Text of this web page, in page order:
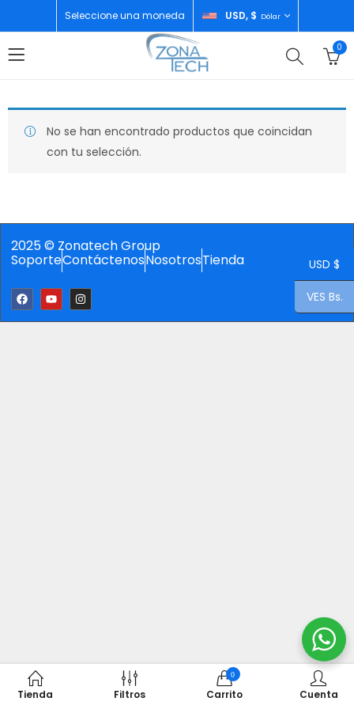
Seleccione una moneda USD, $ Dólar
0
No se han encontrado productos que coincidan
con tu selección.
2025 © Zonatech Group
SoporteContáctenosNosotrosTienda
Tienda Filtros
0
Carrito Cuenta
USD $
VES Bs.